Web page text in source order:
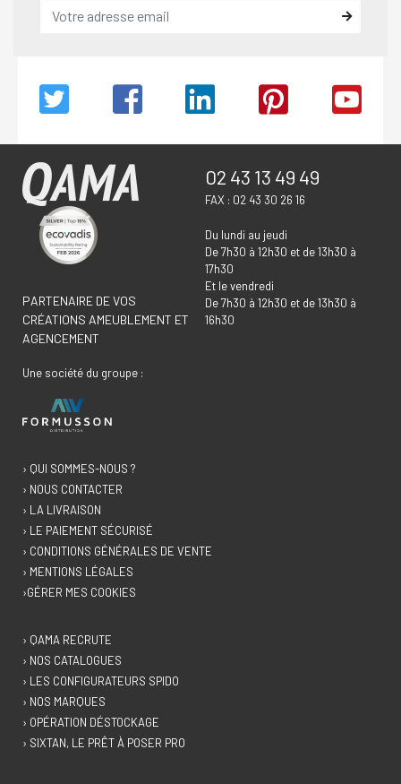
PARTENAIRE DE VOS
CRÉATIONS AMEUBLEMENT ET
AGENCEMENT
Une société du groupe :
02 43 13 49 49
FAX : 02 43 30 26 16
Du lundi au jeudi
De 7h30 à 12h30 et de 13h30 à
17h30
Et le vendredi
De 7h30 à 12h30 et de 13h30 à
16h30
› QUI SOMMES-NOUS ?
› NOUS CONTACTER
› LA LIVRAISON
› LE PAIEMENT SÉCURISÉ
› CONDITIONS GÉNÉRALES DE VENTE
› MENTIONS LÉGALES
›GÉRER MES COOKIES
› QAMA RECRUTE
› NOS CATALOGUES
› LES CONFIGURATEURS SPIDO
› NOS MARQUES
› OPÉRATION DÉSTOCKAGE
› SIXTAN, LE PRÊT À POSER PRO